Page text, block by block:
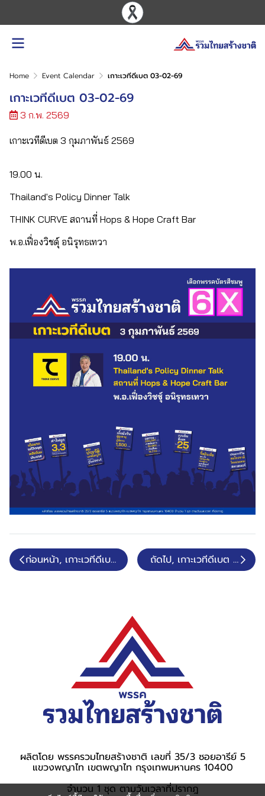
Home Event Calendar เกาะเวทีดีเบต 03-02-69
เกาะเวทีดีเบต 03-02-69
3 ก.พ. 2569
เกาะเวทีดีเบต 3 กุมภาพันธ์ 2569
19.00 น.
Thailand's Policy Dinner Talk
THINK CURVE สถานที่ Hops & Hope Craft Bar
พ.อ.เฟื่องวิชดุ์ อนิรุทธเทวา
ก่อนหน้า, เกาะเวทีดีเบต 2-02-69ถัดไป, เกาะเวทีดีเบต 04-
ผลิตโดย พรรครวมไทยสร้างชาติ เลขที่ 35/3 ซอยอารีย์ 5
แขวงพญาไท เขตพญาไท กรุงเทพมหานคร 10400
จำนวน 1 ชุด ตามวันเวลาที่ปรากฎ